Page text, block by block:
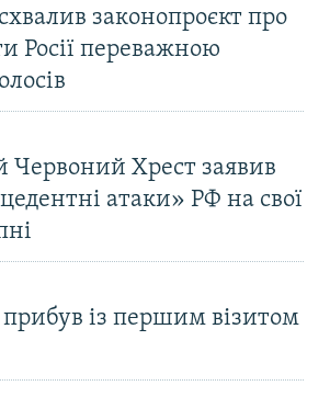
законопроєкт про
Росії переважною
Червоний Хрест заявив
атаки» РФ на свої
із першим візитом